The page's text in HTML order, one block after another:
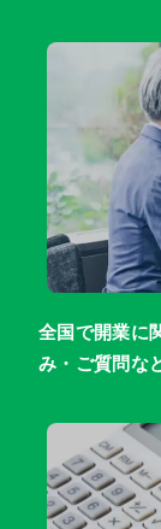
全国で開業に
み・ご質問な